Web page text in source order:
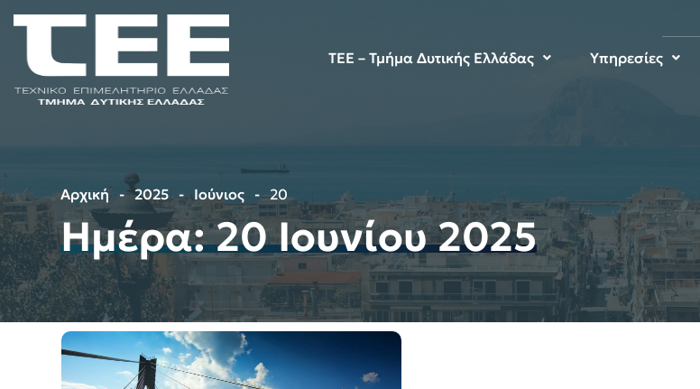
TEE – Τμήμα Δυτικής Ελλάδας Υπηρεσίες
Αρχική 2025 Ιούνιος 20
Ημέρα:20 Ιουνίου 2025